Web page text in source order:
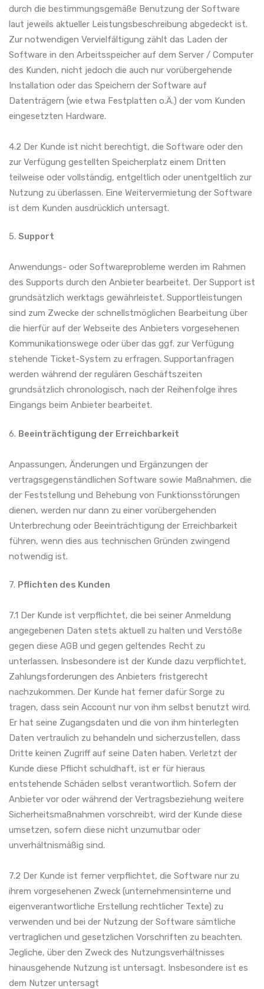
durch die bestimmungsgemäße Benutzung der Software
laut jeweils aktueller Leistungsbeschreibung abgedeckt ist.
Zur notwendigen Vervielfältigung zählt das Laden der
Software in den Arbeitsspeicher auf dem Server / Computer
des Kunden, nicht jedoch die auch nur vorübergehende
Installation oder das Speichern der Software auf
Datenträgern (wie etwa Festplatten o.Ä.) der vom Kunden
eingesetzten Hardware.
4.2 Der Kunde ist nicht berechtigt, die Software oder den
zur Verfügung gestellten Speicherplatz einem Dritten
teilweise oder vollständig, entgeltlich oder unentgeltlich zur
Nutzung zu überlassen. Eine Weitervermietung der Software
ist dem Kunden ausdrücklich untersagt.
5. Support
Anwendungs- oder Softwareprobleme werden im Rahmen
des Supports durch den Anbieter bearbeitet. Der Support ist
grundsätzlich werktags gewährleistet. Supportleistungen
sind zum Zwecke der schnellstmöglichen Bearbeitung über
die hierfür auf der Webseite des Anbieters vorgesehenen
Kommunikationswege oder über das ggf. zur Verfügung
stehende Ticket-System zu erfragen. Supportanfragen
werden während der regulären Geschäftszeiten
grundsätzlich chronologisch, nach der Reihenfolge ihres
Eingangs beim Anbieter bearbeitet.
6. Beeinträchtigung der Erreichbarkeit
Anpassungen, Änderungen und Ergänzungen der
vertragsgegenständlichen Software sowie Maßnahmen, die
der Feststellung und Behebung von Funktionsstörungen
dienen, werden nur dann zu einer vorübergehenden
Unterbrechung oder Beeinträchtigung der Erreichbarkeit
führen, wenn dies aus technischen Gründen zwingend
notwendig ist.
7. Pflichten des Kunden
7.1 Der Kunde ist verpflichtet, die bei seiner Anmeldung
angegebenen Daten stets aktuell zu halten und Verstöße
gegen diese AGB und gegen geltendes Recht zu
unterlassen. Insbesondere ist der Kunde dazu verpflichtet,
Zahlungsforderungen des Anbieters fristgerecht
nachzukommen. Der Kunde hat ferner dafür Sorge zu
tragen, dass sein Account nur von ihm selbst benutzt wird.
Er hat seine Zugangsdaten und die von ihm hinterlegten
Daten vertraulich zu behandeln und sicherzustellen, dass
Dritte keinen Zugriff auf seine Daten haben. Verletzt der
Kunde diese Pflicht schuldhaft, ist er für hieraus
entstehende Schäden selbst verantwortlich. Sofern der
Anbieter vor oder während der Vertragsbeziehung weitere
Sicherheitsmaßnahmen vorschreibt, wird der Kunde diese
umsetzen, sofern diese nicht unzumutbar oder
unverhältnismäßig sind.
7.2 Der Kunde ist ferner verpflichtet, die Software nur zu
ihrem vorgesehenen Zweck (unternehmensinterne und
eigenverantwortliche Erstellung rechtlicher Texte) zu
verwenden und bei der Nutzung der Software sämtliche
vertraglichen und gesetzlichen Vorschriften zu beachten.
Jegliche, über den Zweck des Nutzungsverhältnisses
hinausgehende Nutzung ist untersagt. Insbesondere ist es
dem Nutzer untersagt